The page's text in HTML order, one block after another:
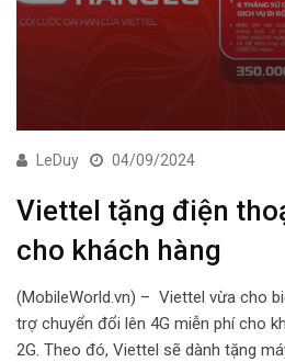
LeDuy 04/09/2024
Viettel tặng điện
cho khách hàng
(MobileWorld.vn) – Viettel vừa cho
trợ chuyển đổi lên 4G miễn phí cho
2G. Theo đó, Viettel sẽ dành tặng